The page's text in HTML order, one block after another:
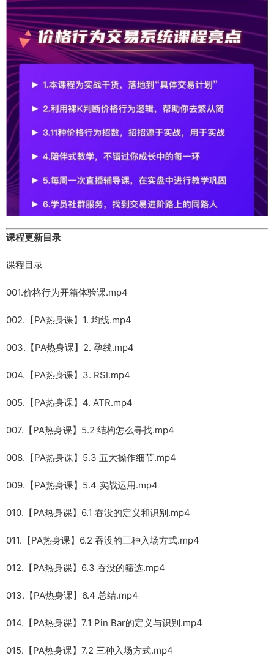
课程更新目录
课程目录
001.价格行为开箱体验课.mp4
002.【PA热身课】1. 均线.mp4
003.【PA热身课】2. 孕线.mp4
004.【PA热身课】3. RSI.mp4
005.【PA热身课】4. ATR.mp4
007.【PA热身课】5.2 结构怎么寻找.mp4
008.【PA热身课】5.3 五大操作细节.mp4
009.【PA热身课】5.4 实战运用.mp4
010.【PA热身课】6.1 吞没的定义和识别.mp4
011.【PA热身课】6.2 吞没的三种入场方式.mp4
012.【PA热身课】6.3 吞没的筛选.mp4
013.【PA热身课】6.4 总结.mp4
014.【PA热身课】7.1 Pin Bar的定义与识别.mp4
015.【PA热身课】7.2 三种入场方式.mp4